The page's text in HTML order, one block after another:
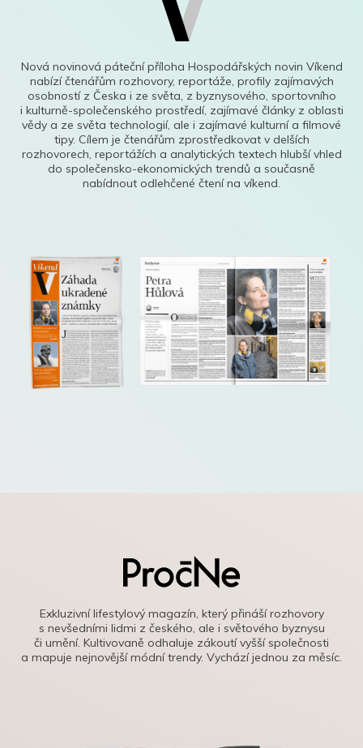
Nová novinová páteční příloha Hospodářských novin Víkend
nabízí čtenářům rozhovory, reportáže, profily zajímavých
osobností z Česka i ze světa, z byznysového, sportovního
i kulturně-společenského prostředí, zajímavé články z oblasti
vědy a ze světa technologií, ale i zajímavé kulturní a filmové
tipy. Cílem je čtenářům zprostředkovat v delších
rozhovorech, reportážích a analytických textech hlubší vhled
do společensko-ekonomických trendů a současně
nabídnout odlehčené čtení na víkend.
Exkluzivní lifestylový magazín, který přináší rozhovory
s nevšedními lidmi z českého, ale i světového byznysu
či umění. Kultivovaně odhaluje zákoutí vyšší společnosti
a mapuje nejnovější módní trendy. Vychází jednou za měsíc.